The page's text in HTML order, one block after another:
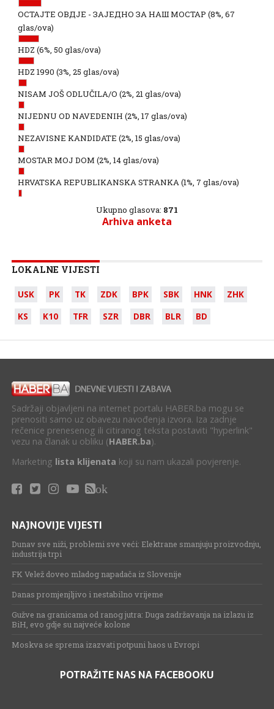
ОСТАЈТЕ ОВДЈЕ - ЗАЈЕДНО ЗА НАШ МОСТАР (8%, 67
glas/ova)
HDZ (6%, 50 glas/ova)
HDZ 1990 (3%, 25 glas/ova)
NISAM JOŠ ODLUČILA/O (2%, 21 glas/ova)
NIJEDNU OD NAVEDENIH (2%, 17 glas/ova)
NEZAVISNE KANDIDATE (2%, 15 glas/ova)
MOSTAR MOJ DOM (2%, 14 glas/ova)
HRVATSKA REPUBLIKANSKA STRANKA(1%, 7 glas/ova)
Ukupno glasova: 871
Arhiva anketa
LOKALNE VIJESTI
USK PK TK ZDK BPK SBK HNK
ZHK
KS
K10 TFR SZR DBR BLR BD
Sadržaji objavljeni na internet portalu HABER.ba mogu se
prenositi samo uz obavezu navođenja izvora. Iza zadnje
rečenice prenesenog ili citiranog teksta postaviti "hyperlink"
vezu na članak u obliku (HABER.ba).
Marketing lista klijenata koji su nam ukazali povjerenje.
ok
NAJNOVIJE VIJESTI
Dunav sve niži, problemi sve veći: Elektrane smanjuju proizvodnju,
industrija trpi
FK Velež doveo mladog napadača iz Slovenije
Danas promjenjljivo i nestabilno vrijeme
Gužve na granicama od ranog jutra: Duga zadržavanja na izlazu iz
BiH, evo gdje su najveće kolone
Moskva se sprema izazvati potpuni haos u Evropi
POTRAŽITE NAS NA FACEBOOKU